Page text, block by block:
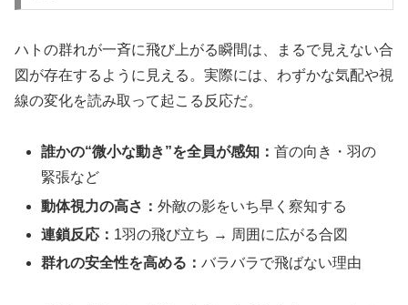
ハトの群れが一斉に飛び上がる瞬間は、まるで見えない合
図が存在するように見える。実際には、わずかな気配や視
線の変化を読み取って起こる反応だ。
誰かの“微小な動き”を全員が感知：首の向き・羽の
緊張など
動体視力の高さ：外敵の影をいち早く察知する
連鎖反応： 1羽の飛び立ち → 周囲に広がる合図
群れの安全性を高める：バラバラで飛ばない理由